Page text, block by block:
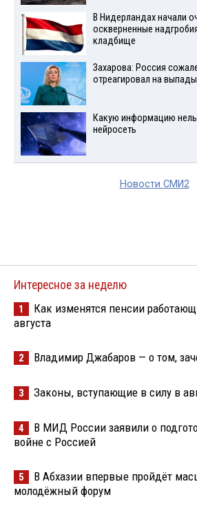
В Нидерландах начали
оскверненные
кладбище
Захарова: Россия
отреагировал на
Какую информацию
нейросеть
Новости СМИ2
Интересное за неделю
1
Как изменятся пенсии
августа
2 Владимир Джабаров — о том,
3 Законы, вступающие в силу в
4
В МИД России заявили о
войне с Россией
5
В Абхазии впервые пройдёт
молодёжный форум